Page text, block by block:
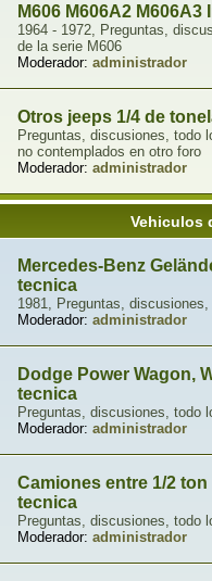
M606 M606A2
1964 - 1972, Preguntas,
de la serie M606
Moderador: administrador
Otros jeeps 1/4 de
Preguntas, discusiones, todo
no contemplados en otro foro
Moderador: administrador
Vehiculos
Mercedes-Benz
tecnica
1981, Preguntas,
Moderador: administrador
Dodge Power Wagon,
tecnica
Preguntas, discusiones, todo
Moderador: administrador
Camiones entre 1/2
tecnica
Preguntas, discusiones, todo
Moderador: administrador